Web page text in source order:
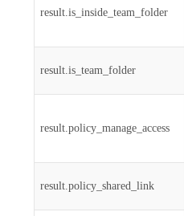
result.is_inside_team_folder
result.is_team_folder
result.policy_manage_access
result.policy_shared_link